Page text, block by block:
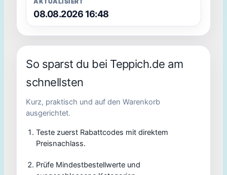
08.08.2026 16:48
So sparst du bei Teppich.de am
schnellsten
Kurz, praktisch und auf den Warenkorb
ausgerichtet.
Teste zuerst Rabattcodes mit direktem
Preisnachlass.
Prüfe Mindestbestellwerte und